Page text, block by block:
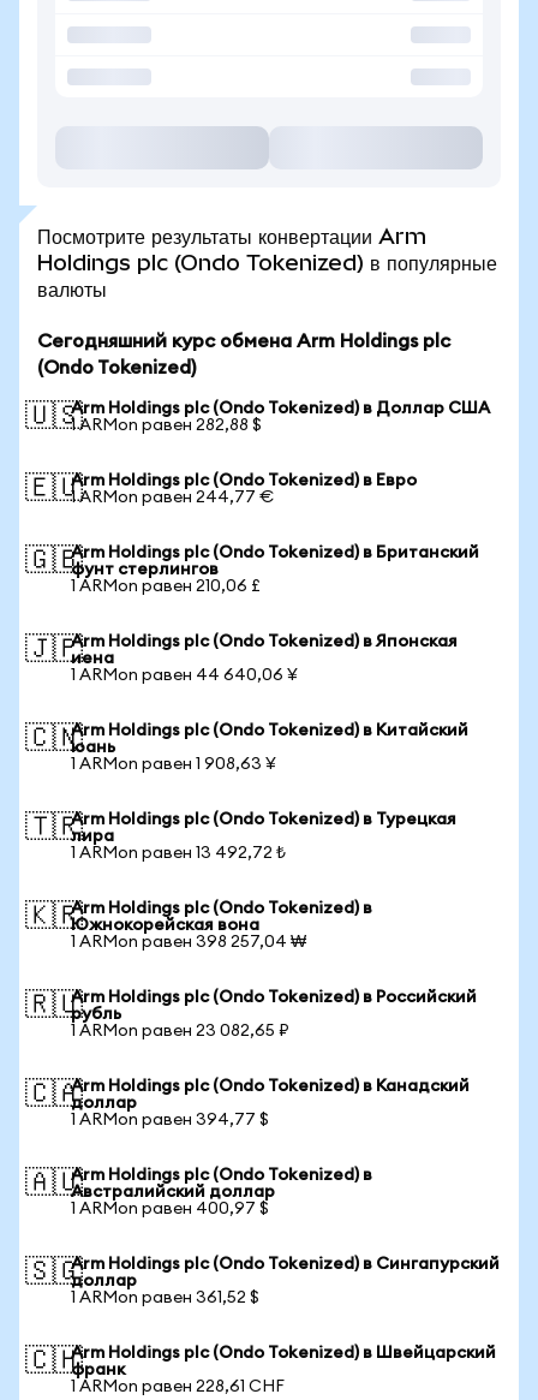
Посмотрите результаты конвертации Arm
Holdings plc (Ondo Tokenized) в популярные
валюты
Сегодняшний курс обмена Arm Holdings plc
(Ondo Tokenized)
🇺🇸Arm Holdings plc (Ondo Tokenized) в Доллар США
1 ARMon равен 282,88 $
🇪🇺Arm Holdings plc (Ondo Tokenized) в Евро
1 ARMon равен 244,77 €
🇬🇧Arm Holdings plc (Ondo Tokenized) в Британский
фунт стерлингов
1 ARMon равен 210,06 £
🇯🇵Arm Holdings plc (Ondo Tokenized) в Японская
иена
1 ARMon равен 44 640,06 ¥
🇨🇳Arm Holdings plc (Ondo Tokenized) в Китайский
юань
1 ARMon равен 1 908,63 ¥
🇹🇷Arm Holdings plc (Ondo Tokenized) в Турецкая
лира
1 ARMon равен 13 492,72 ₺
🇰🇷Arm Holdings plc (Ondo Tokenized) в
Южнокорейская вона
1 ARMon равен 398 257,04 ₩
🇷🇺Arm Holdings plc (Ondo Tokenized) в Российский
рубль
1 ARMon равен 23 082,65 ₽
🇨🇦Arm Holdings plc (Ondo Tokenized) в Канадский
доллар
1 ARMon равен 394,77 $
🇦🇺Arm Holdings plc (Ondo Tokenized) в
Австралийский доллар
1 ARMon равен 400,97 $
🇸🇬Arm Holdings plc (Ondo Tokenized) в Сингапурский
доллар
1 ARMon равен 361,52 $
🇨🇭Arm Holdings plc (Ondo Tokenized) в Швейцарский
франк
1 ARMon равен 228,61 CHF